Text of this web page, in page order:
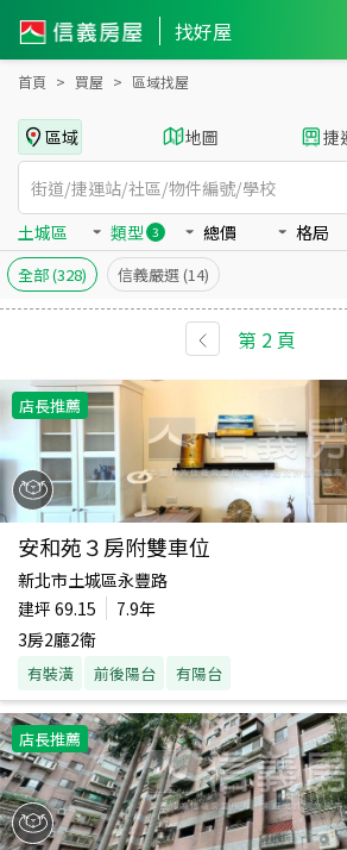
找好屋
新北市土城區買房：店面、辦公、大樓
首頁 買屋 區域找屋
區域 地圖 捷
土城區 類型 3 總價 格局
全部(328) 信義嚴選 (14)
第 2頁
店長推薦
安和苑３房附雙車位
新北市土城區永豐路
建坪 69.15
7.9年
3房2廳2衛
有裝潢 前後陽台 有陽台
店長推薦